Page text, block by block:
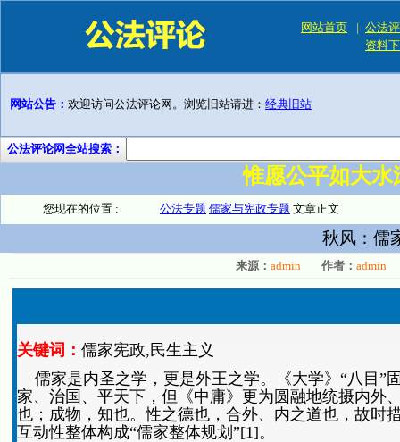
网站首页 | 公法
资料
网站公告： 欢迎访问公法评论网。浏览旧站请进： 经典旧站
公法评论网全站搜索：
惟愿公平如大
您现在的位置 : 公法专题 儒家与宪政专题 文章正文
秋风：儒
来源： admin 作者： admin
关键词： 儒家宪政,民生主义
儒家是内圣之学，更是外王之学。《大学》“八目”
家、治国、平天下，但《中庸》更为圆融地统摄内外
也；成物，知也。性之德也，合外、内之道也，故时
互动性整体构成“儒家整体规划”[1]。